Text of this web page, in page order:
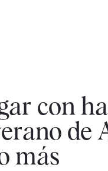
con
de
más